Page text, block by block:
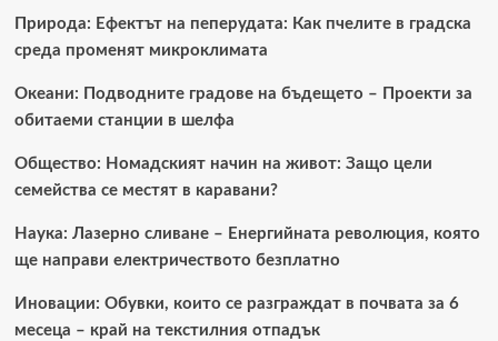
Природа: Ефектът на пеперудата: Как пчелите в градска
среда променят микроклимата
Океани: Подводните градове на бъдещето – Проекти за
обитаеми станции в шелфа
Общество: Номадският начин на живот: Защо цели
семейства се местят в каравани?
Наука: Лазерно сливане – Енергийната революция, която
ще направи електричеството безплатно
Иновации: Обувки, които се разграждат в почвата за 6
месеца – край на текстилния отпадък